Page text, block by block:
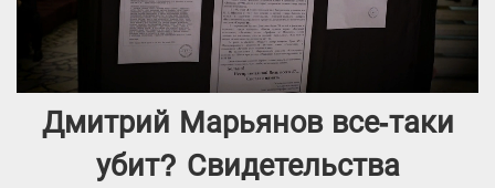
Дмитрий Марьянов все-таки
убит? Свидетельства